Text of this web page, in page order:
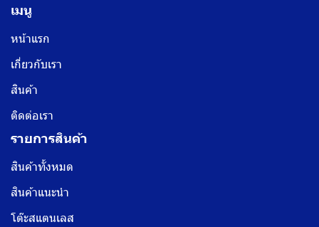
เมนู
หน้าแรก
เกี่ยวกับเรา
สินค้า
ติดต่อเรา
รายการสินค้า
สินค้าทั้งหมด
สินค้าแนะนำ
โต๊ะสแตนเลส